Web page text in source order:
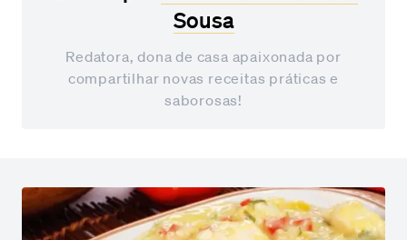
Sousa
Redatora, dona de casa apaixonada por
compartilhar novas receitas práticas e
saborosas!